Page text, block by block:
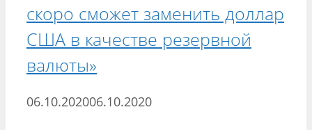
скоро сможет заменить доллар
США в качестве резервной
валюты»
06.10.202006.10.2020